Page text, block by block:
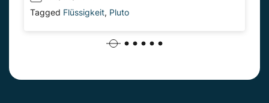
Tagged Flüssigkeit, Pluto